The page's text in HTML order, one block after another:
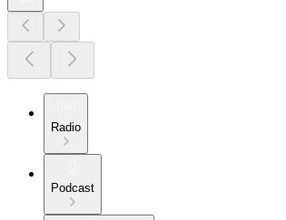
Radio
Podcast